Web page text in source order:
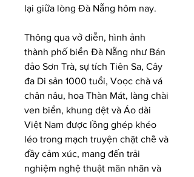
lại giữa lòng Đà Nẵng hôm nay.
Thông qua vở diễn, hình ảnh
thành phố biển Đà Nẵng như Bán
đảo Sơn Trà, sự tích Tiên Sa, Cây
đa Di sản 1000 tuổi, Voọc chà vá
chân nâu, hoa Thàn Mát, làng chài
ven biển, khung dệt và Áo dài
Việt Nam được lồng ghép khéo
léo trong mạch truyện chặt chẽ và
đầy cảm xúc, mang đến trải
nghiệm nghệ thuật mãn nhãn và